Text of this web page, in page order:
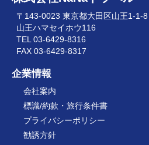
〒143-0023 東京都大田区山王1-1-8
山王ハマセイホウ116
TEL 03-6429-8316
FAX 03-6429-8317
企業情報
会社案内
標識/約款・旅行条件書
プライバシーポリシー
勧誘方針